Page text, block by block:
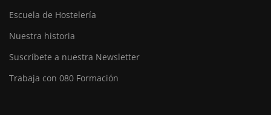
Escuela de Hostelería
Nuestra historia
Suscríbete a nuestra Newsletter
Trabaja con 080 Formación